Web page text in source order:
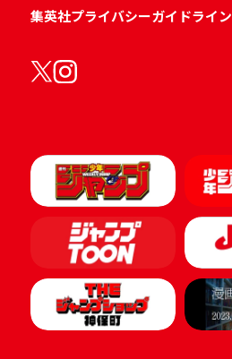
集英社プライバシーガイドライン